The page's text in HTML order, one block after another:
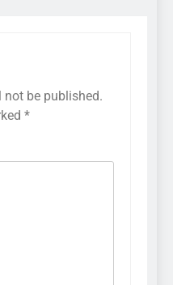
be published.
*